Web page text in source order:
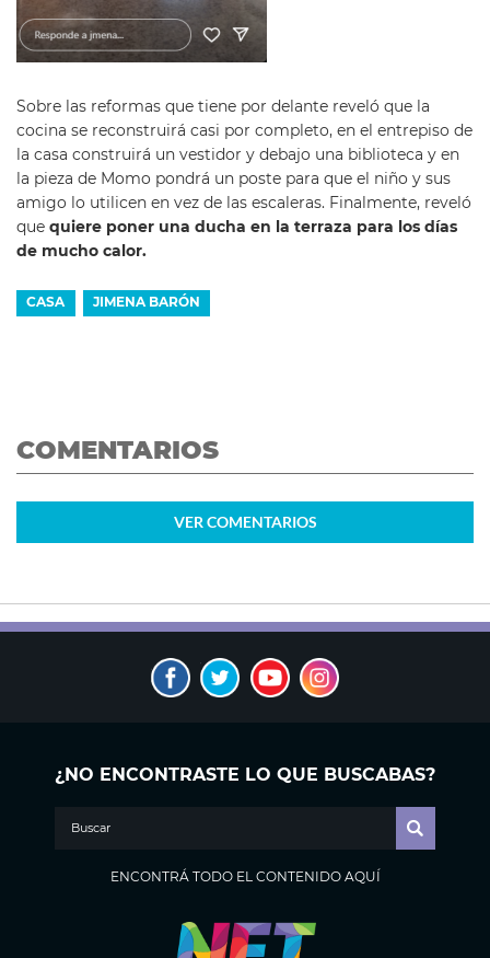
Sobre las reformas que tiene por delante reveló que la
cocina se reconstruirá casi por completo, en el entrepiso de
la casa construirá un vestidor y debajo una biblioteca y en
la pieza de Momo pondrá un poste para que el niño y sus
amigo lo utilicen en vez de las escaleras. Finalmente, reveló
que quiere poner una ducha en la terraza para los días
de mucho calor.
CASA JIMENA BARÓN
COMENTARIOS
VER COMENTARIOS
¿NO ENCONTRASTE LO QUE BUSCABAS?
ENCONTRÁ TODO EL CONTENIDO AQUÍ